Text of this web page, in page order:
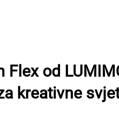
Flex od
kreativne